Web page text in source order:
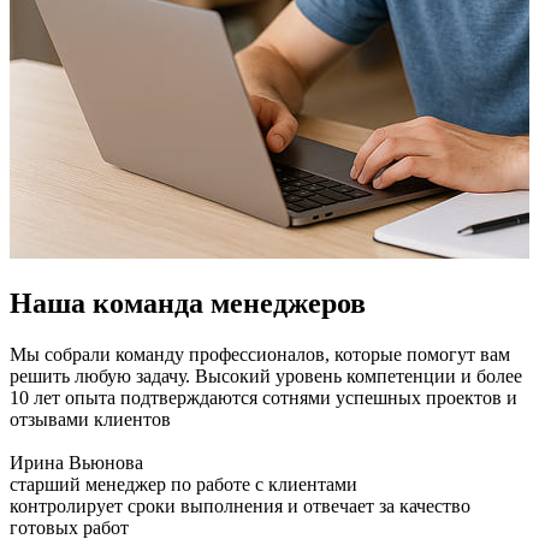
Наша команда менеджеров
Мы собрали команду профессионалов, которые помогут вам
решить любую задачу. Высокий уровень компетенции и более
10 лет опыта подтверждаются сотнями успешных проектов и
отзывами клиентов
Ирина Вьюнова
старший менеджер по работе с клиентами
контролирует сроки выполнения и отвечает за качество
готовых работ